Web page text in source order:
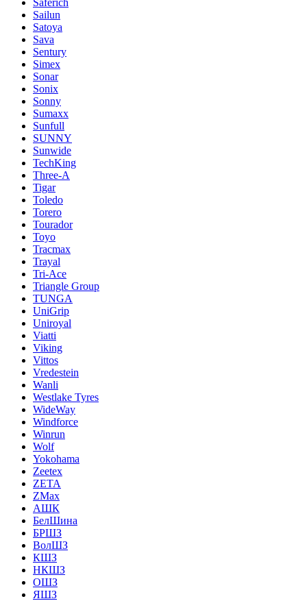
Sailun
Satoya
Sava
Sentury
Simex
Sonar
Sonix
Sonny
Sumaxx
Sunfull
SUNNY
Sunwide
TechKing
Three-A
Tigar
Toledo
Torero
Tourador
Toyo
Tracmax
Trayal
Tri-Ace
Triangle Group
TUNGA
UniGrip
Uniroyal
Viatti
Viking
Vittos
Vredestein
Wanli
Westlake Tyres
WideWay
Windforce
Winrun
Wolf
Yokohama
Zeetex
ZETA
ZMax
АШК
БелШина
БРШЗ
ВолШЗ
КШЗ
НКШЗ
ОШЗ
ЯШЗ